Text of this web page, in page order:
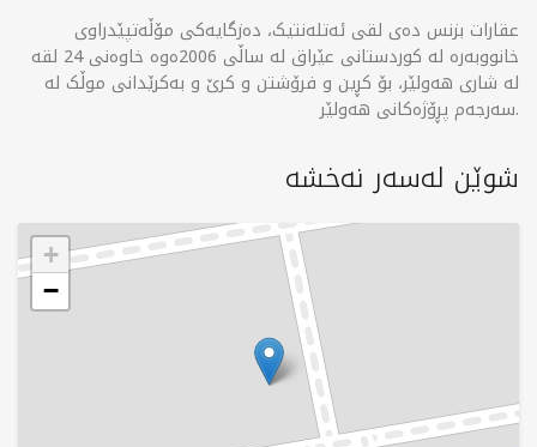
عقارات بزنس دەی لقی ئەتلەنتیک، دەزگایەکی مۆڵەتپێدراوی
خانووبەرە لە کوردستانی عێراق لە ساڵی 2006ەوە خاوەنی 24 لقە
لە شاری هەولێر، بۆ کڕین و فرۆشتن و کرێ و بەکرێدانی موڵک لە
سەرجەم پڕۆژەکانی هەولێر.
شوێن لەسەر نەخشە
+
−